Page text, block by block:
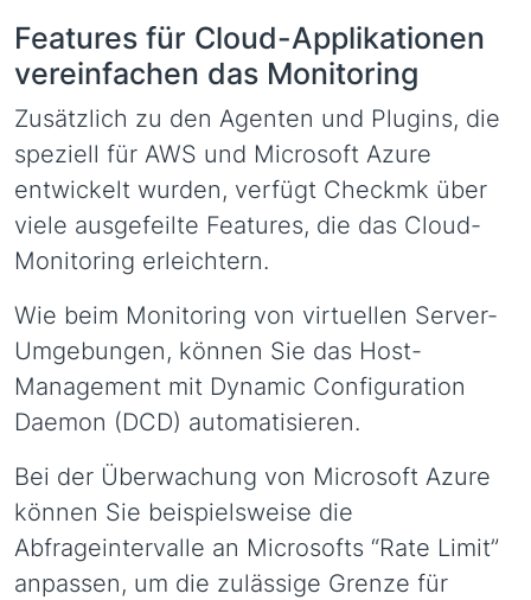
Features für Cloud-Applikationen
vereinfachen das Monitoring
Zusätzlich zu den Agenten und Plugins, die
speziell für AWS und Microsoft Azure
entwickelt wurden, verfügt Checkmk über
viele ausgefeilte Features, die das Cloud-
Monitoring erleichtern.
Wie beim Monitoring von virtuellen Server-
Umgebungen, können Sie das Host-
Management mit Dynamic Configuration
Daemon (DCD) automatisieren.
Bei der Überwachung von Microsoft Azure
können Sie beispielsweise die
Abfrageintervalle an Microsofts “Rate Limit”
anpassen, um die zulässige Grenze für